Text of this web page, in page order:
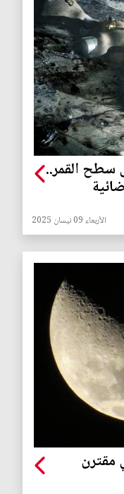
سطح القمر..
الأربعاء 09 نيسان 2025
مقترن